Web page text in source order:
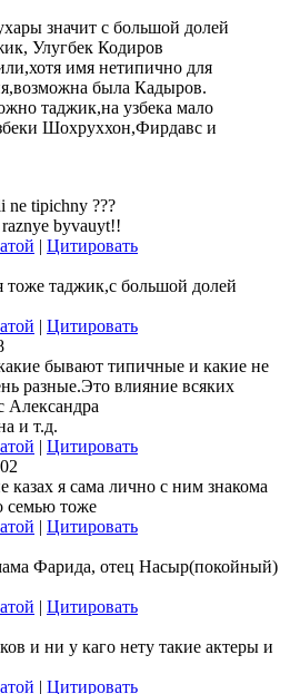
значит с большой долей
Улугбек Кодиров
имя нетипично для
была Кадыров.
таджик,на узбека мало
Шохруххон,Фирдавс и
ne tipichny ???
byvauyt!!
| Цитировать
тоже таджик,с большой долей
| Цитировать
бывают типичные и какие не
разные.Это влияние всяких
Александра
и т.д.
| Цитировать
казах я сама лично с ним знакома
семью тоже
| Цитировать
Фарида, отец Насыр(покойный)
| Цитировать
и ни у каго нету такие актеры и
| Цитировать